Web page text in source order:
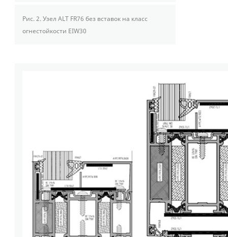
Рис. 2.Узел ALT FR76 без вставок на класс
огнестойкости EIW30